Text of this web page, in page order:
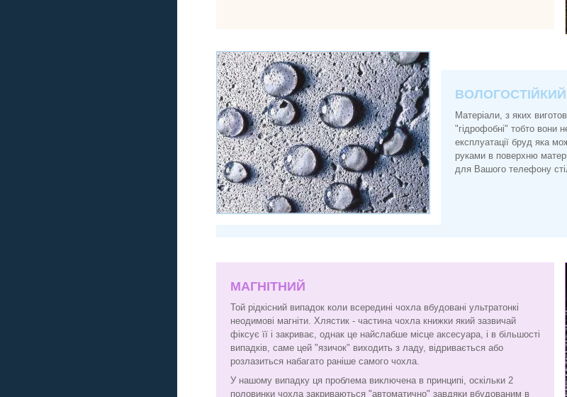
ВОЛОГОСТІЙКИЙ
Матеріали, з яких
"гідрофобні" тобто вони
експлуатації бруд яка
руками в поверхню
для Вашого телефону
МАГНІТНИЙ
Той рідкісний випадок коли всередині чохла вбудовані ультратонкі
неодимові магніти. Хлястик - частина чохла книжки який зазвичай
фіксує її і закриває, однак це найслабше місце аксесуара, і в більшості
випадків, саме цей "язичок" виходить з ладу, відривається або
розлазиться набагато раніше самого чохла.
У нашому випадку ця проблема виключена в принципі, оскільки 2
половинки чохла закриваються "автоматично" завдяки вбудованим в